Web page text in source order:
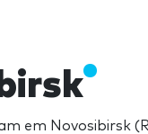
em Novosibirsk